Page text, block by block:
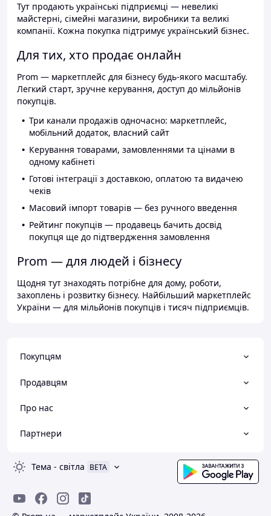
Тут продають українські підприємці — невеликі
майстерні, сімейні магазини, виробники та великі
компанії. Кожна покупка підтримує український бізнес.
Для тих, хто продає онлайн
Prom — маркетплейс для бізнесу будь-якого масштабу.
Легкий старт, зручне керування, доступ до мільйонів
покупців.
Три канали продажів одночасно: маркетплейс,
мобільний додаток, власний сайт
Керування товарами, замовленнями та цінами в
одному кабінеті
Готові інтеграції з доставкою, оплатою та видачею
чеків
Масовий імпорт товарів — без ручного введення
Рейтинг покупців — продавець бачить досвід
покупця ще до підтвердження замовлення
Prom — для людей і бізнесу
Щодня тут знаходять потрібне для дому, роботи,
захоплень і розвитку бізнесу. Найбільший маркетплейс
України — для мільйонів покупців і тисяч підприємців.
Покупцям
Продавцям
Про нас
Партнери
Тема - світла BETA